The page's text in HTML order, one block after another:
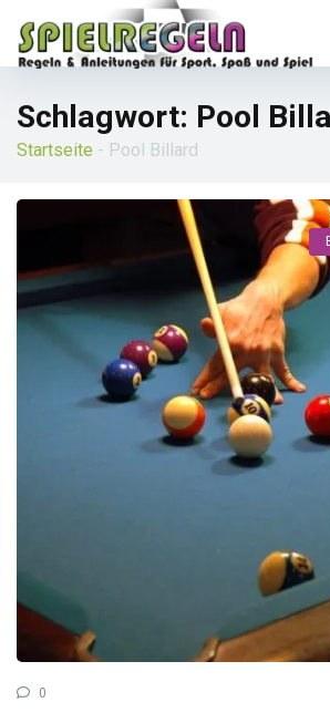
Schlagwort: Pool
Startseite - Pool Billard
0